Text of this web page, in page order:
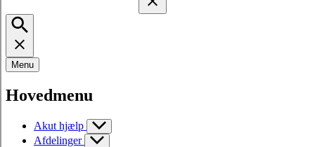
Menu
Hovedmenu
Akut hjælp
Afdelinger